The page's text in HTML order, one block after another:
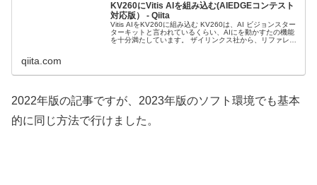
KV260にVitis AIを組み込む(AIEDGEコンテスト
対応版） - Qiita
Vitis AIをKV260に組み込む KV260は、AI ビジョンスター
ターキットと言われているくらい、AIにを動かすたの機能
を十分満たしています。 ザイリンクス社から、リファレン
qiita.com
2022年版の記事ですが、2023年版のソフト環境でも基本
的に同じ方法で行けました。